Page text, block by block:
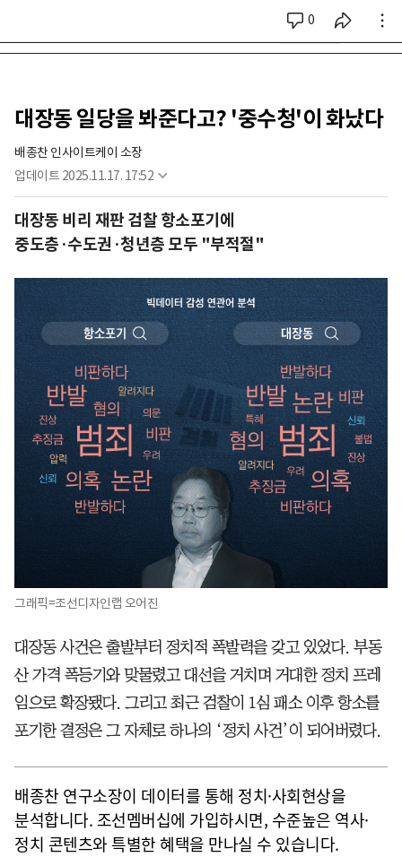
0
시리즈 전체
대장동 일당을 봐준다고? '중수청'이 화났다
배종찬 인사이트케이 소장
업데이트 2025.11.17. 17:52
대장동 비리 재판 검찰 항소포기에
중도층·수도권·청년층 모두 "부적절"
그래픽=조선디자인랩 오어진
대장동 사건은 출발부터 정치적 폭발력을 갖고 있었다. 부동
산 가격 폭등기와 맞물렸고 대선을 거치며 거대한 정치 프레
임으로 확장됐다. 그리고 최근 검찰이 1심 패소 이후 항소를
포기한 결정은 그 자체로 하나의 ‘정치 사건’이 되어버렸다.
배종찬 연구소장이 데이터를 통해 정치·사회현상을
분석합니다. 조선멤버십에 가입하시면, 수준높은 역사·
정치 콘텐츠와 특별한 혜택을 만나실 수 있습니다.